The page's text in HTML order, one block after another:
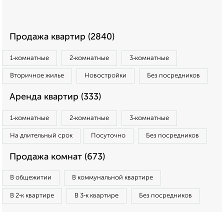
Продажа квартир (2840)
1‑комнатные 2‑комнатные 3‑комнатные
Вторичное жилье Новостройки Без посредников
Аренда квартир (333)
1‑комнатные 2‑комнатные 3‑комнатные
На длительный срок Посуточно Без посредников
Продажа комнат (673)
В общежитии В коммунальной квартире
В 2‑к квартире В 3‑к квартире Без посредников